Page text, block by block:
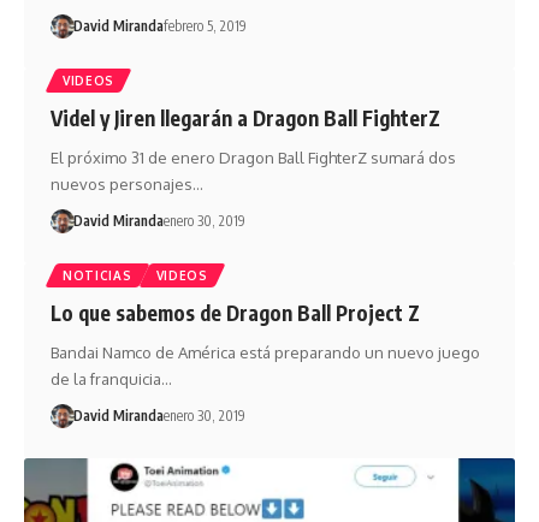
David Mirandafebrero 5, 2019
VIDEOS
Videl y Jiren llegarán a Dragon Ball FighterZ
El próximo 31 de enero Dragon Ball FighterZ sumará dos
nuevos personajes…
David Mirandaenero 30, 2019
NOTICIAS VIDEOS
Lo que sabemos de Dragon Ball Project Z
Bandai Namco de América está preparando un nuevo juego
de la franquicia…
David Mirandaenero 30, 2019